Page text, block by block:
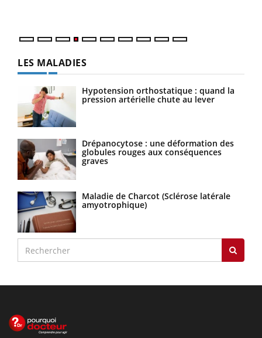
LES MALADIES
Hypotension orthostatique : quand la
pression artérielle chute au lever
Drépanocytose : une déformation des
globules rouges aux conséquences
graves
Maladie de Charcot (Sclérose latérale
amyotrophique)